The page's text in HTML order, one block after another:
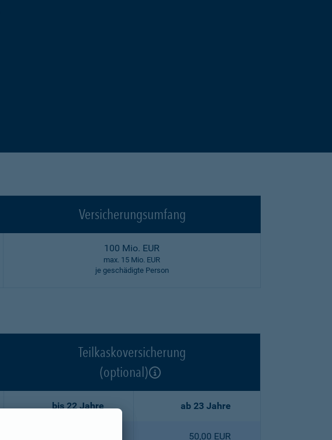
Versicherungsumfang
100 Mio. EUR
max. 15 Mio. EUR
je geschädigte Person
Teilkaskoversicherung
(optional)
bis 22 Jahre ab 23 Jahre
50,00 EUR